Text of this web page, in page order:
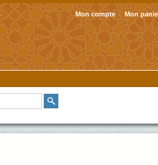
Mon compte Mon